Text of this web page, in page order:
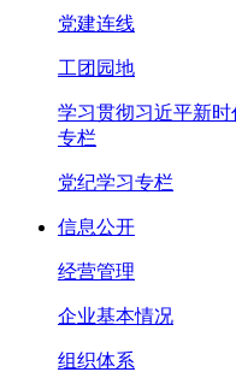
党建连线
工团园地
学习贯彻习近平新
专栏
党纪学习专栏
信息公开
经营管理
企业基本情况
组织体系